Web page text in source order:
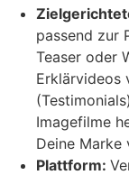
passend zur
Teaser oder
Erklärvideos
Imagefilme
Deine Marke
Plattform: